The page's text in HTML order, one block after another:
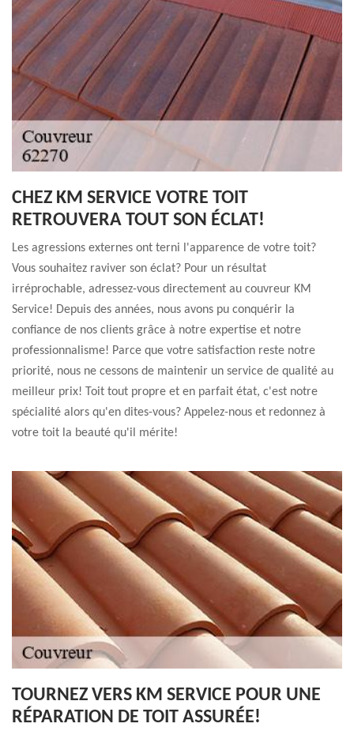
CHEZ KM SERVICE VOTRE TOIT
RETROUVERA TOUT SON ÉCLAT!
Les agressions externes ont terni l'apparence de votre toit?
Vous souhaitez raviver son éclat? Pour un résultat
irréprochable, adressez-vous directement au couvreur KM
Service! Depuis des années, nous avons pu conquérir la
confiance de nos clients grâce à notre expertise et notre
professionnalisme! Parce que votre satisfaction reste notre
priorité, nous ne cessons de maintenir un service de qualité au
meilleur prix! Toit tout propre et en parfait état, c'est notre
spécialité alors qu'en dites-vous? Appelez-nous et redonnez à
votre toit la beauté qu'il mérite!
TOURNEZ VERS KM SERVICE POUR UNE
RÉPARATION DE TOIT ASSURÉE!